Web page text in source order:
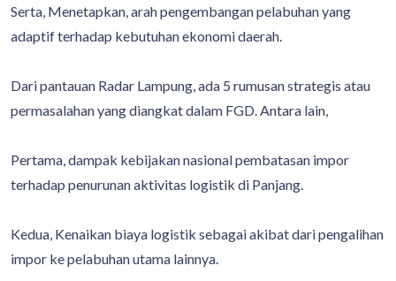
Serta, Menetapkan, arah pengembangan pelabuhan yang
adaptif terhadap kebutuhan ekonomi daerah.
Dari pantauan Radar Lampung, ada 5 rumusan strategis atau
permasalahan yang diangkat dalam FGD. Antara lain,
Pertama, dampak kebijakan nasional pembatasan impor
terhadap penurunan aktivitas logistik di Panjang.
Kedua, Kenaikan biaya logistik sebagai akibat dari pengalihan
impor ke pelabuhan utama lainnya.